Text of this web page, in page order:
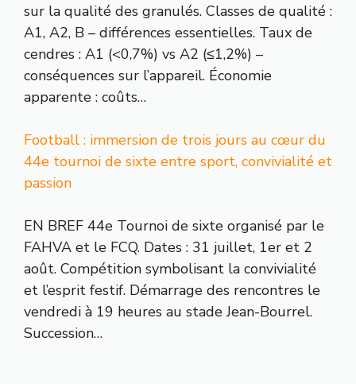
sur la qualité des granulés. Classes de qualité :
A1, A2, B – différences essentielles. Taux de
cendres : A1 (<0,7%) vs A2 (≤1,2%) –
conséquences sur l’appareil. Économie
apparente : coûts…
Football : immersion de trois jours au cœur du
44e tournoi de sixte entre sport, convivialité et
passion
EN BREF 44e Tournoi de sixte organisé par le
FAHVA et le FCQ. Dates : 31 juillet, 1er et 2
août. Compétition symbolisant la convivialité
et l’esprit festif. Démarrage des rencontres le
vendredi à 19 heures au stade Jean-Bourrel.
Succession…